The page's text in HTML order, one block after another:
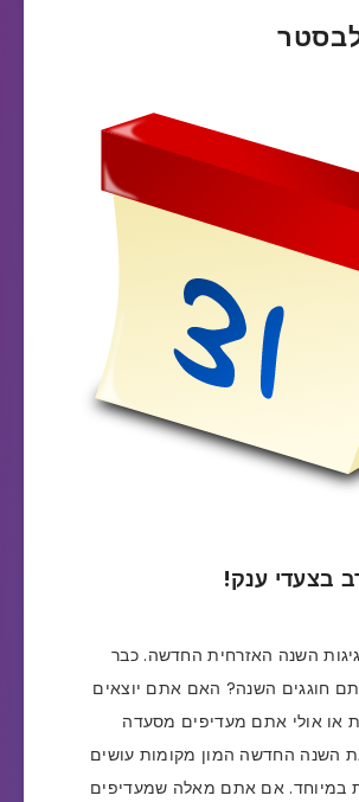
לחגיגות השנה האזרחית החדשה. כבר
חוגגים השנה? האם אתם יוצאים
או אולי אתם מעדיפים מסעדה
השנה החדשה המון מקומות עושים
במיוחד. אם אתם מאלה שמעדיפים